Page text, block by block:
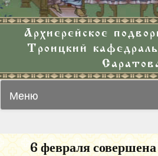
Архиерейское
Троицкий
Меню
6 февраля